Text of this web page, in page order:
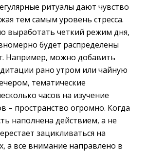
ритуалы дают чувство
тем самым уровень стресса.
выработать четкий режим дня,
будет распределены
Например, можно добавить
рано утром или чайную
тематические
часов на изучение
– пространство огромно. Когда
наполнена действием, а не
зацикливаться на
а все внимание направлено в